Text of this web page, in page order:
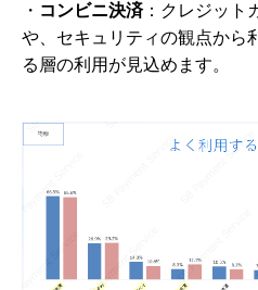
・ コンビニ決済：クレジット
や、セキュリティの観点から
る層の利用が見込めます。